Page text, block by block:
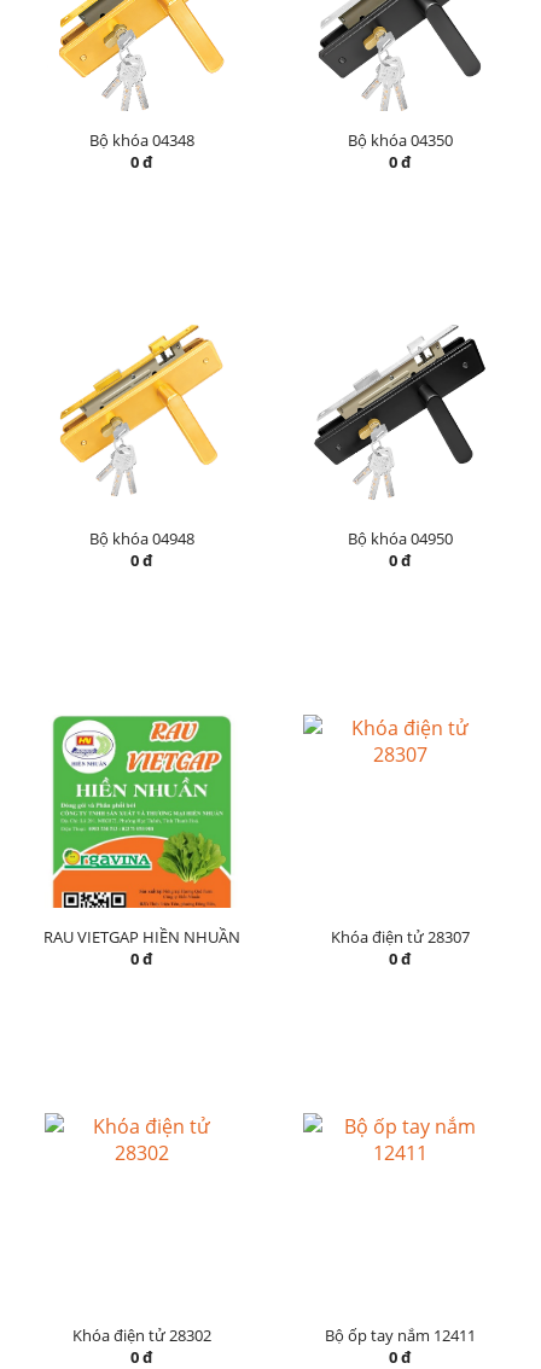
Bộ khóa 04348
0 đ
Bộ khóa 04350
0 đ
Bộ khóa 04948
0 đ
Bộ khóa 04950
0 đ
RAU VIETGAP HIỀN NHUẦN
0 đ
Khóa điện tử 28307
0 đ
Khóa điện tử 28302
0 đ
Bộ ốp tay nắm 12411
0 đ